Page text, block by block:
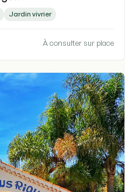
Jardin vivrier
À consulter sur place